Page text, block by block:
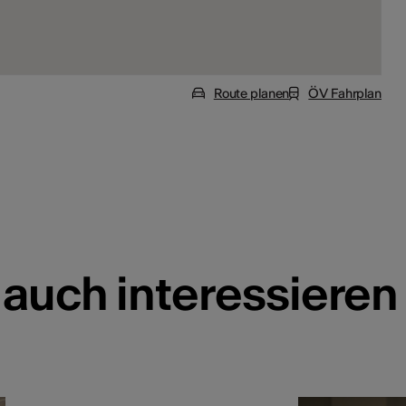
Route planen ÖV Fahrplan
interessieren